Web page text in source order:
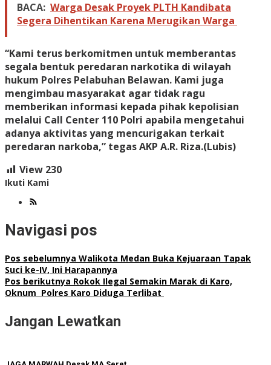
BACA: Warga Desak Proyek PLTH Kandibata
Segera Dihentikan Karena Merugikan Warga
“Kami terus berkomitmen untuk memberantas
segala bentuk peredaran narkotika di wilayah
hukum Polres Pelabuhan Belawan. Kami juga
mengimbau masyarakat agar tidak ragu
memberikan informasi kepada pihak kepolisian
melalui Call Center 110 Polri apabila mengetahui
adanya aktivitas yang mencurigakan terkait
peredaran narkoba,” tegas AKP A.R. Riza.(Lubis)
View 230
Ikuti Kami
Navigasi pos
Pos sebelumnya Walikota Medan Buka Kejuaraan Tapak
Suci ke-IV, Ini Harapannya
Pos berikutnya Rokok Ilegal Semakin Marak di Karo,
Oknum Polres Karo Diduga Terlibat
Jangan Lewatkan